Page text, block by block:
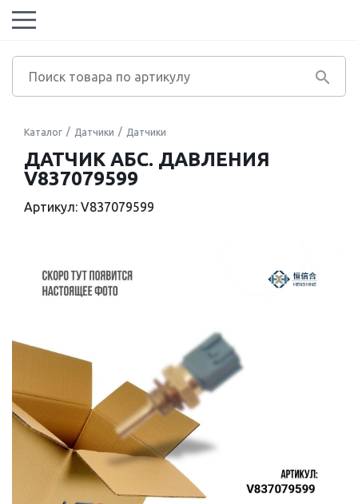
Каталог Датчики Датчики
ДАТЧИК АБС. ДАВЛЕНИЯ
V837079599
Артикул: V837079599